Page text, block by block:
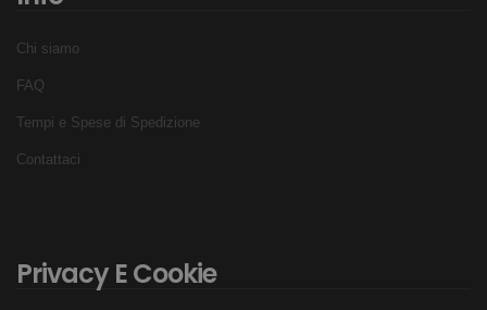
Chi siamo
FAQ
Tempi e Spese di Spedizione
Contattaci
Privacy E Cookie